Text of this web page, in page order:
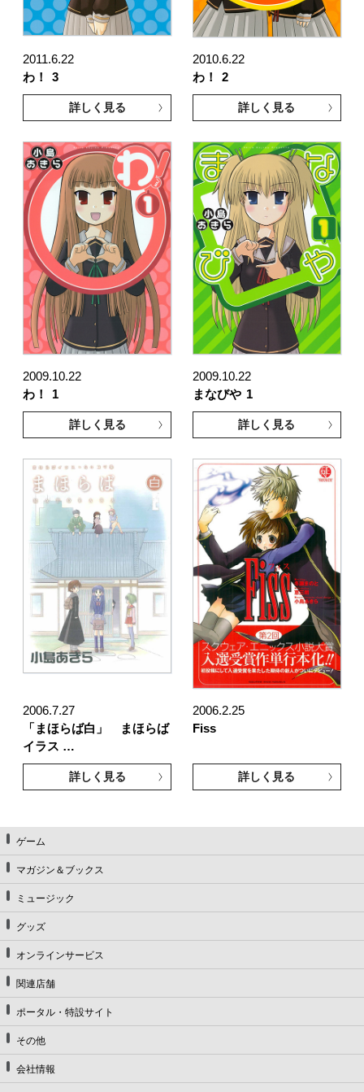
2011.6.22
わ！
3
詳しく見る
2010.6.22
わ！
2
詳しく見る
2009.10.22
わ！
1
詳しく見る
2009.10.22
まなびや 1
詳しく見る
2006.7.27
「まほらば白」 まほらば
イラス …
詳しく見る
2006.2.25
Fiss
詳しく見る
ゲーム
マガジン＆ブックス
ミュージック
グッズ
オンラインサービス
関連店舗
ポータル・特設サイト
その他
会社情報